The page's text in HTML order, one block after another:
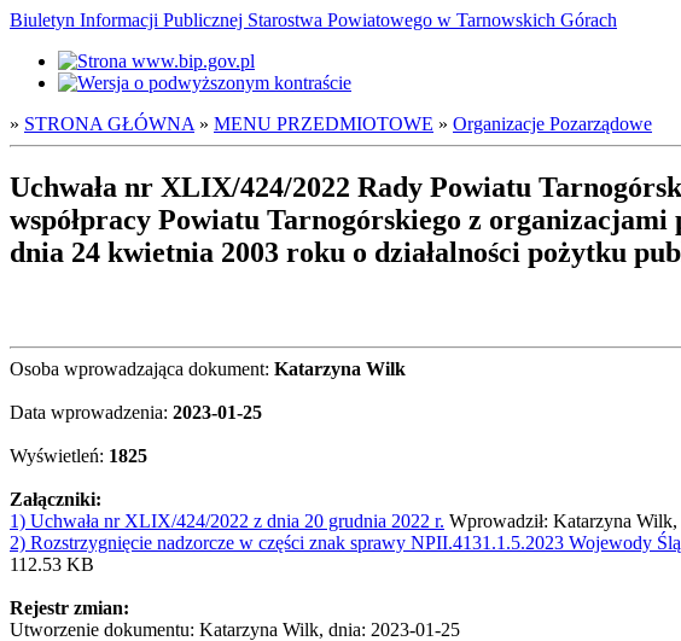
Biuletyn Informacji Publicznej Starostwa Powiatowego w Tarnowskich Górach
» STRONA GŁÓWNA » MENU PRZEDMIOTOWE » Organizacje Pozarządowe
Uchwała nr XLIX/424/2022 Rady Powiatu
współpracy Powiatu Tarnogórskiego z
dnia 24 kwietnia 2003 roku o działalności pożytku
Osoba wprowadzająca dokument: Katarzyna Wilk
Data wprowadzenia: 2023-01-25
Wyświetleń: 1825
Załączniki:
1) Uchwała nr XLIX/424/2022 z dnia 20 grudnia 2022 r. Wprowadził: Katarzyna
2) Rozstrzygnięcie nadzorcze w części znak sprawy NPII.4131.1.5.2023 Wojewody
112.53 KB
Rejestr zmian:
Utworzenie dokumentu: Katarzyna Wilk, dnia: 2023-01-25